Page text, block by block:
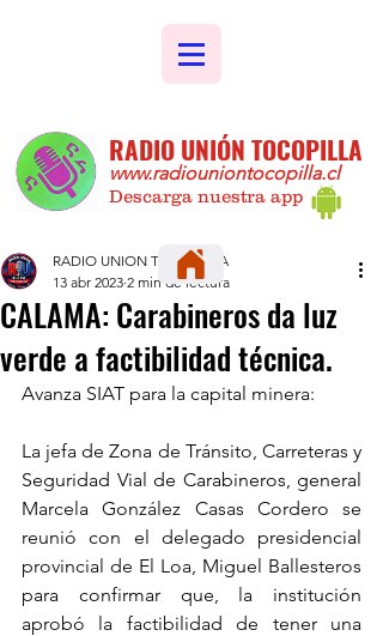
RADIO UNIÓN TOCOPILLA
www.radiouniontocopilla.cl
Descarga nuestra app
CALAMA: Carabineros da luz
verde a factibilidad técnica.
RADIO UNION TOCOPILLA
13 abr 2023 2 min de lectura
Avanza SIAT para la capital minera:
La jefa de Zona de Tránsito, Carreteras y
Seguridad Vial de Carabineros, general
Marcela González Casas Cordero se
reunió con el delegado presidencial
provincial de El Loa, Miguel Ballesteros
para confirmar que, la institución
aprobó la factibilidad de tener una